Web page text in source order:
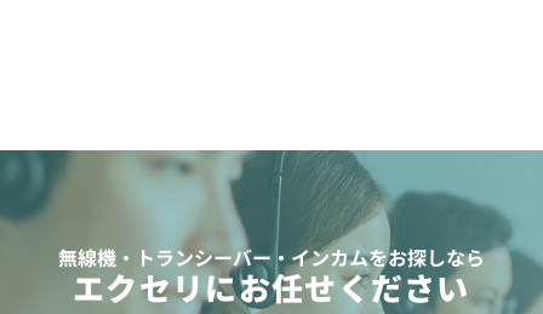
無線機・トランシーバー・インカムをお探しなら
エクセリにお任せください